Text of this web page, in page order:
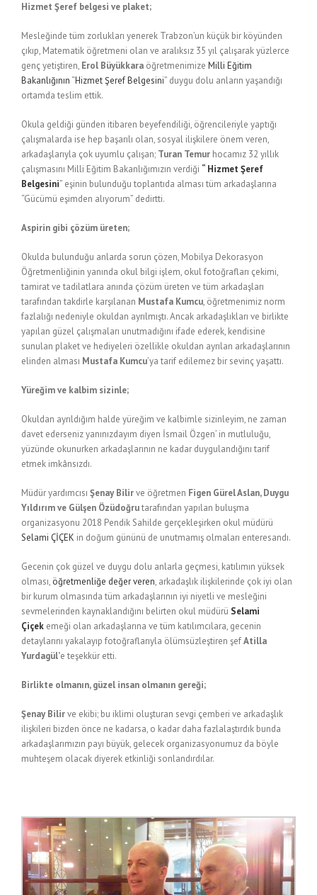
Hizmet Şeref belgesi ve plaket;
Mesleğinde tüm zorlukları yenerek Trabzon’un küçük bir köyünden
çıkıp, Matematik öğretmeni olan ve aralıksız 35 yıl çalışarak yüzlerce
genç yetiştiren, Erol Büyükkara öğretmenimize Milli Eğitim
Bakanlığının “Hizmet Şeref Belgesini” duygu dolu anların yaşandığı
ortamda teslim ettik.
Okula geldiği günden itibaren beyefendiliği, öğrencileriyle yaptığı
çalışmalarda ise hep başarılı olan, sosyal ilişkilere önem veren,
arkadaşlarıyla çok uyumlu çalışan; Turan Temur hocamız 32 yıllık
çalışmasını Milli Eğitim Bakanlığımızın verdiği “ Hizmet Şeref
Belgesini” eşinin bulunduğu toplantıda alması tüm arkadaşlarına
“Gücümü eşimden alıyorum” dedirtti.
Aspirin gibi çözüm üreten;
Okulda bulunduğu anlarda sorun çözen, Mobilya Dekorasyon
Öğretmenliğinin yanında okul bilgi işlem, okul fotoğrafları çekimi,
tamirat ve tadilatlara anında çözüm üreten ve tüm arkadaşları
tarafından takdirle karşılanan Mustafa Kumcu, öğretmenimiz norm
fazlalığı nedeniyle okuldan ayrılmıştı. Ancak arkadaşlıkları ve birlikte
yapılan güzel çalışmaları unutmadığını ifade ederek, kendisine
sunulan plaket ve hediyeleri özellikle okuldan ayrılan arkadaşlarının
elinden alması Mustafa Kumcu’ya tarif edilemez bir sevinç yaşattı.
Yüreğim ve kalbim sizinle;
Okuldan ayrıldığım halde yüreğim ve kalbimle sizinleyim, ne zaman
davet ederseniz yanınızdayım diyen İsmail Özgen’ in mutluluğu,
yüzünde okunurken arkadaşlarının ne kadar duygulandığını tarif
etmek imkânsızdı.
Müdür yardımcısı Şenay Bilirve öğretmen Figen Gürel Aslan, Duygu
Yıldırım ve Gülşen Özüdoğrutarafından yapılan buluşma
organizasyonu 2018 Pendik Sahilde gerçekleşirken okul müdürü
Selami ÇİÇEK in doğum gününü de unutmamış olmaları enteresandı.
Gecenin çok güzel ve duygu dolu anlarla geçmesi, katılımın yüksek
olması, öğretmenliğe değer veren, arkadaşlık ilişkilerinde çok iyi olan
bir kurum olmasında tüm arkadaşlarının iyi niyetli ve mesleğini
sevmelerinden kaynaklandığını belirten okul müdürü Selami
Çiçek emeği olan arkadaşlarına ve tüm katılımcılara, gecenin
detaylarını yakalayıp fotoğraflarıyla ölümsüzleştiren şefAtilla
Yurdagül’e teşekkür etti.
Birlikte olmanın, güzel insan olmanın gereği;
Şenay Bilirve ekibi; bu iklimi oluşturan sevgi çemberi ve arkadaşlık
ilişkileri bizden önce ne kadarsa, o kadar daha fazlalaştırdık bunda
arkadaşlarımızın payı büyük, gelecek organizasyonumuz da böyle
muhteşem olacak diyerek etkinliği sonlandırdılar.